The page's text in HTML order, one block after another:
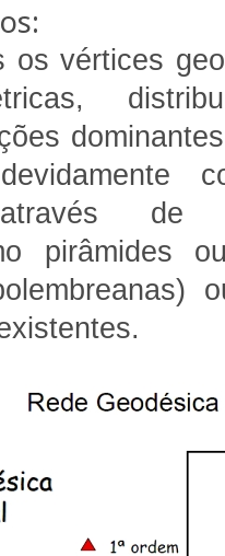
os vértices
através de
pirâmides